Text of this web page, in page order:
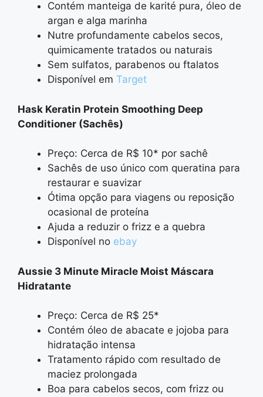
Contém manteiga de karité pura, óleo de
argan e alga marinha
Nutre profundamente cabelos secos,
quimicamente tratados ou naturais
Sem sulfatos, parabenos ou ftalatos
Disponível em Target
Hask Keratin Protein Smoothing Deep
Conditioner (Sachês)
Preço: Cerca de R$ 10* por sachê
Sachês de uso único com queratina para
restaurar e suavizar
Ótima opção para viagens ou reposição
ocasional de proteína
Ajuda a reduzir o frizz e a quebra
Disponível no ebay
Aussie 3 Minute Miracle Moist Máscara
Hidratante
Preço: Cerca de R$ 25*
Contém óleo de abacate e jojoba para
hidratação intensa
Tratamento rápido com resultado de
maciez prolongada
Boa para cabelos secos, com frizz ou